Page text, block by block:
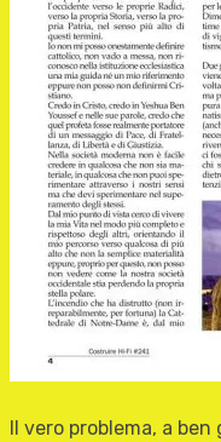
Il vero problema, a